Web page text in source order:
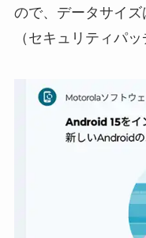
ので、データサイズ
（セキュリティパ